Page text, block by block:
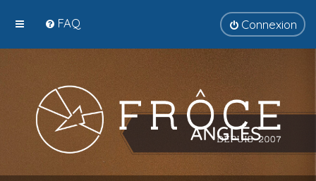
FAQ Connexion